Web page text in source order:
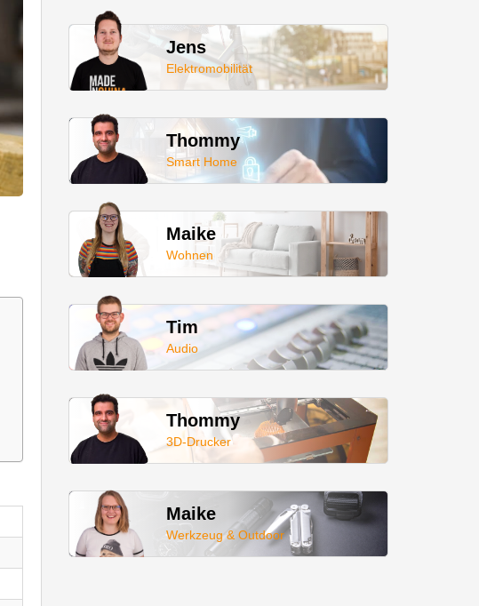
Jens
Elektromobilität
Thommy
Smart Home
Maike
Wohnen
Tim
Audio
Thommy
3D-Drucker
Maike
Werkzeug & Outdoor